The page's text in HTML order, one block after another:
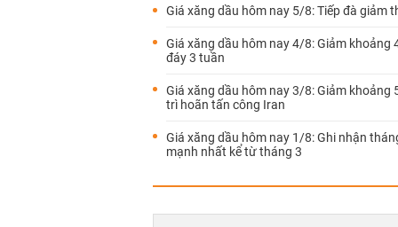
Giá xăng dầu hôm nay 5/8: Tiếp đà giảm
Giá xăng dầu hôm nay 4/8: Giảm khoảng
đáy 3 tuần
Giá xăng dầu hôm nay 3/8: Giảm khoảng
trì hoãn tấn công Iran
Giá xăng dầu hôm nay 1/8: Ghi nhận
mạnh nhất kể từ tháng 3